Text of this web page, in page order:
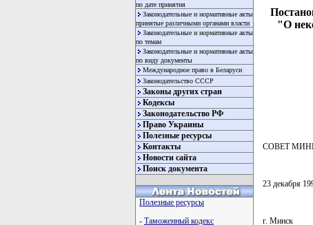
по дате принятия
Законодательные и нормативные акты
принятые различными органами власти
Законодательные и нормативные акты
по темам
Законодательные и нормативные акты
по виду документы
Международное право в Беларуси
Законодательство СССР
Законы других стран
Кодексы
Законодательство РФ
Право Украины
Полезные ресурсы
Контакты
Новости сайта
Поиск документа
Полезные ресурсы
- Таможенный кодекс
"О
СОВЕТ
23 декабря
г. Минск